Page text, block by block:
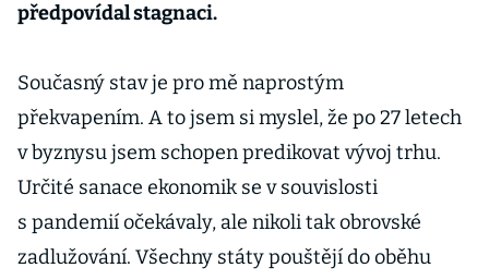
předpovídal stagnaci.
Současný stav je pro mě naprostým
překvapením. A to jsem si myslel, že po 27 letech
v byznysu jsem schopen predikovat vývoj trhu.
Určité sanace ekonomik se v souvislosti
s pandemií očekávaly, ale nikoli tak obrovské
zadlužování. Všechny státy pouštějí do oběhu